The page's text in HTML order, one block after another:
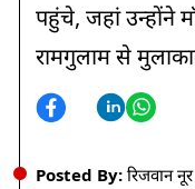
पहुंचे, जहां उन्होंने
रामगुलाम से
Posted By: रिजवान